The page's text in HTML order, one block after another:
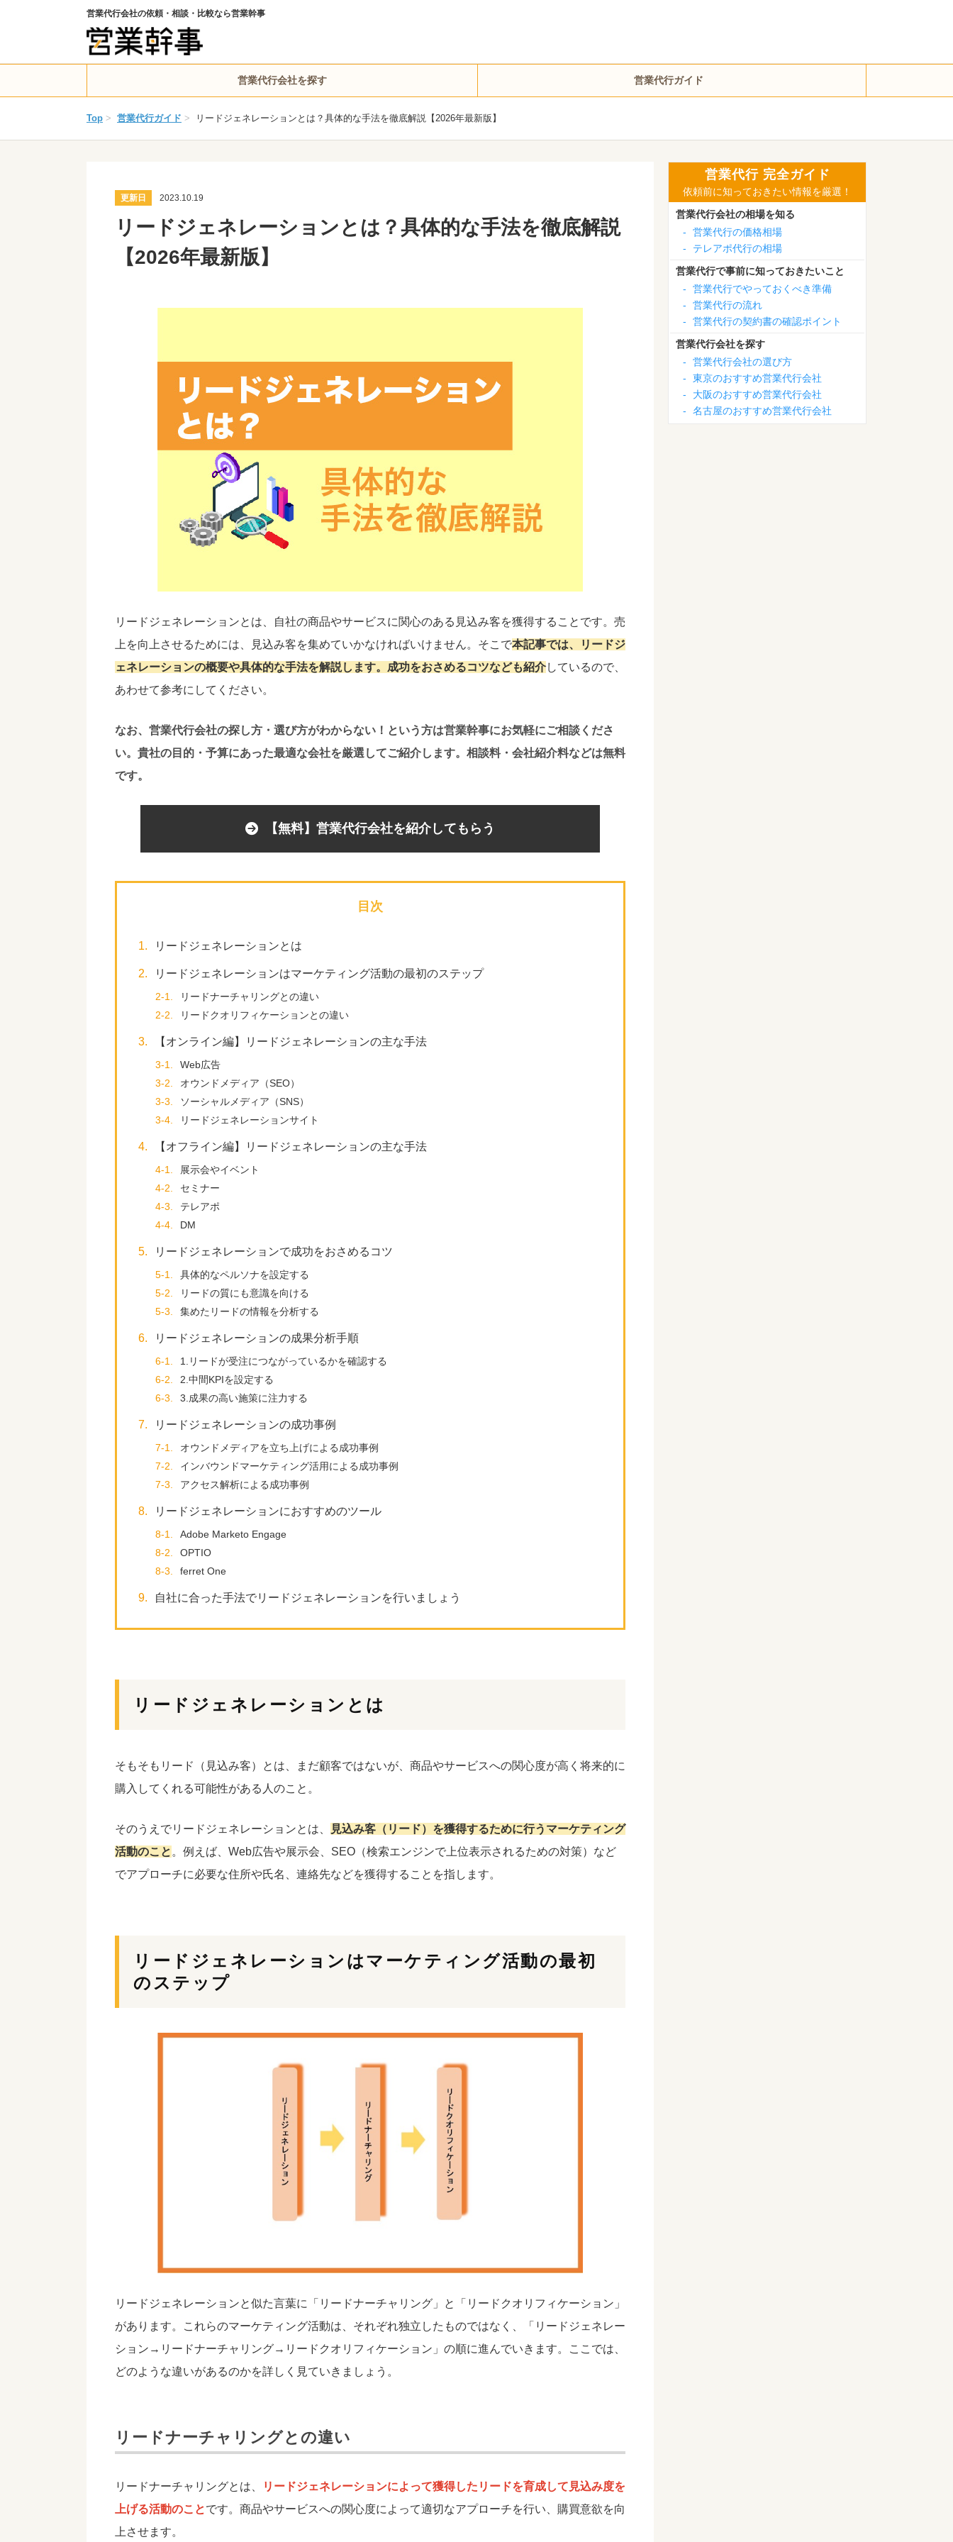
営業代行会社の依頼・相談・比較なら営業幹事
営業代行会社を探す 営業代行ガイド
Top > 営業代行ガイド > リードジェネレーションとは？具体的な手法を徹底解説【2026年最新版】
更新日 2023.10.19
リードジェネレーションとは？具体的な手法を徹底解説
【2026年最新版】
リードジェネレーションとは、自社の商品やサービスに関心のある見込み客を獲得することです。売
上を向上させるためには、見込み客を集めていかなければいけません。そこで本記事では、リードジ
ェネレーションの概要や具体的な手法を解説します。成功をおさめるコツなども紹介しているので、
あわせて参考にしてください。
なお、営業代行会社の探し方・選び方がわからない！という方は営業幹事にお気軽にご相談くださ
い。貴社の目的・予算にあった最適な会社を厳選してご紹介します。相談料・会社紹介料などは無料
です。
【無料】営業代行会社を紹介してもらう
目次
1. リードジェネレーションとは
2. リードジェネレーションはマーケティング活動の最初のステップ
2-1.
リードナーチャリングとの違い
2-2.
リードクオリフィケーションとの違い
3. 【オンライン編】リードジェネレーションの主な手法
3-1.
Web広告
3-2.
オウンドメディア（SEO）
3-3.
ソーシャルメディア（SNS）
3-4.
リードジェネレーションサイト
4. 【オフライン編】リードジェネレーションの主な手法
4-1.
展示会やイベント
4-2.
セミナー
4-3.
テレアポ
4-4.
DM
5. リードジェネレーションで成功をおさめるコツ
5-1.
具体的なペルソナを設定する
5-2.
リードの質にも意識を向ける
5-3.
集めたリードの情報を分析する
6. リードジェネレーションの成果分析手順
6-1.
1.リードが受注につながっているかを確認する
6-2.
2.中間KPIを設定する
6-3.
3.成果の高い施策に注力する
7. リードジェネレーションの成功事例
7-1.
オウンドメディアを立ち上げによる成功事例
7-2.
インバウンドマーケティング活用による成功事例
7-3.
アクセス解析による成功事例
8. リードジェネレーションにおすすめのツール
8-1.
Adobe Marketo Engage
8-2.
OPTIO
8-3.
ferret One
9. 自社に合った手法でリードジェネレーションを行いましょう
リードジェネレーションとは
そもそもリード（見込み客）とは、まだ顧客ではないが、商品やサービスへの関心度が高く将来的に
購入してくれる可能性がある人のこと。
そのうえでリードジェネレーションとは、
見込み客（リード）を獲得するために行うマーケティング
活動のこと 。例えば、Web広告や展示会、SEO（検索エンジンで上位表示されるための対策）など
でアプローチに必要な住所や氏名、連絡先などを獲得することを指します。
リードジェネレーションはマーケティング活動の最初
のステップ
リードジェネレーションと似た言葉に「リードナーチャリング」と「リードクオリフィケーション」
があります。これらのマーケティング活動は、それぞれ独立したものではなく、「リードジェネレー
ション→リードナーチャリング→リードクオリフィケーション」の順に進んでいきます。ここでは、
どのような違いがあるのかを詳しく見ていきましょう。
リードナーチャリングとの違い
リードナーチャリングとは、
リードジェネレーションによって獲得したリードを育成して見込み度を
上げる活動のことです。商品やサービスへの関心度によって適切なアプローチを行い、購買意欲を向
上させます。
営業代行 完全ガイド
依頼前に知っておきたい情報を厳選！
営業代行会社の相場を知る
-
営業代行の価格相場
-
テレアポ代行の相場
営業代行で事前に知っておきたいこと
-
営業代行でやっておくべき準備
-
営業代行の流れ
-
営業代行の契約書の確認ポイント
営業代行会社を探す
-
営業代行会社の選び方
-
東京のおすすめ営業代行会社
-
大阪のおすすめ営業代行会社
-
名古屋のおすすめ営業代行会社